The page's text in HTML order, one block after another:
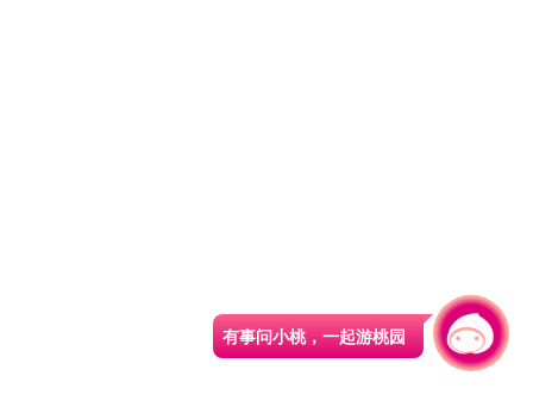
有事问小桃，一起游桃园|